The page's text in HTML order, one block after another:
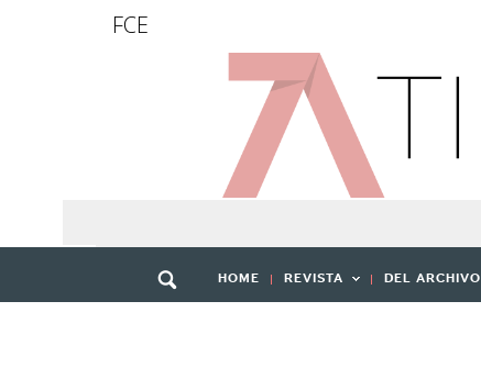
FCE
HOME REVISTA DEL ARCHIVO